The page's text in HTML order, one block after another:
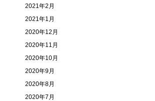
2021年2月
2021年1月
2020年12月
2020年11月
2020年10月
2020年9月
2020年8月
2020年7月